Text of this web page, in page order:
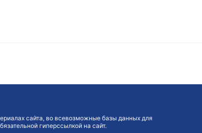
сайта, во всевозможные базы данных для
гиперссылкой на сайт.